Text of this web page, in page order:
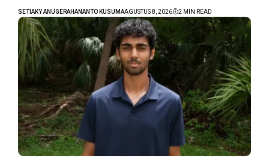
SETIAKY ANUGERAHANANTO KUSUMAAGUSTUS 8, 2026 2 MIN READ